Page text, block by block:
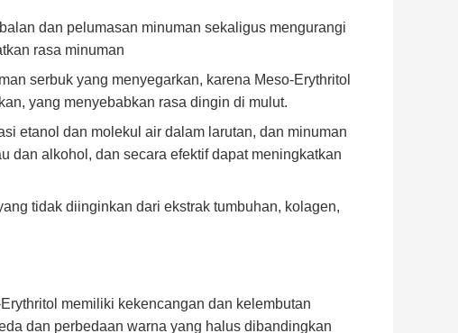
dan pelumasan minuman sekaligus mengurangi
rasa minuman
serbuk yang menyegarkan, karena Meso-Erythritol
yang menyebabkan rasa dingin di mulut.
etanol dan molekul air dalam larutan, dan minuman
dan alkohol, dan secara efektif dapat meningkatkan
tidak diinginkan dari ekstrak tumbuhan, kolagen,
memiliki kekencangan dan kelembutan
dan perbedaan warna yang halus dibandingkan